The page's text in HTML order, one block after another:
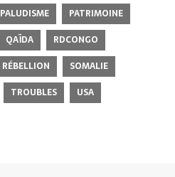
PALUDISME
PATRIMOINE
QAÏDA
RDCONGO
RÉBELLION
SOMALIE
TROUBLES
USA